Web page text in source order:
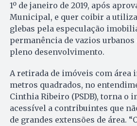
1º de janeiro de 2019, após
Municipal, e quer coibir a
glebas pela especulação
permanência de vazios
pleno desenvolvimento.
A retirada de imóveis com área
metros quadrados, no
Cinthia Ribeiro (PSDB), torna o
acessível a contribuintes que
de grandes extensões de área.